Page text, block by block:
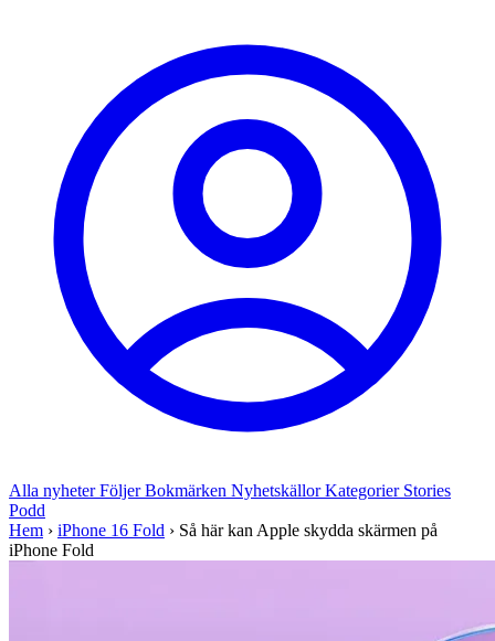
Alla nyheterFöljerBokmärken NyhetskällorKategorier Stories
Podd
Hem › iPhone 16 Fold › Så här kan Apple skydda skärmen på
iPhone Fold